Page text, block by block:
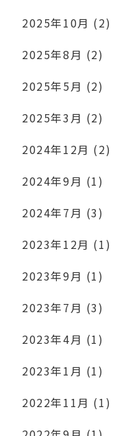
2025年10月 (2)
2025年8月 (2)
2025年5月 (2)
2025年3月 (2)
2024年12月 (2)
2024年9月 (1)
2024年7月 (3)
2023年12月 (1)
2023年9月 (1)
2023年7月 (3)
2023年4月 (1)
2023年1月 (1)
2022年11月 (1)